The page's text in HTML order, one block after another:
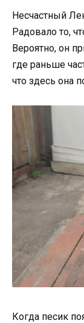
Несчастный
Радовало то,
Вероятно, он
где раньше
что здесь она
Когда песик